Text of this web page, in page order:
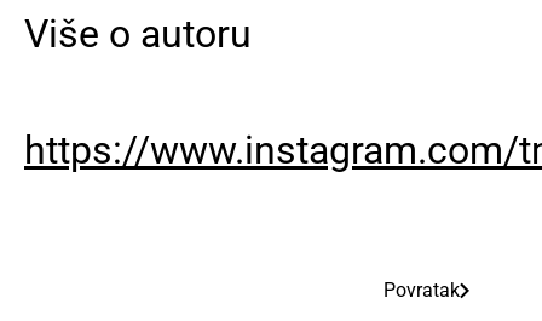
Više o autoru
https://www.instagram.com/
Povratak